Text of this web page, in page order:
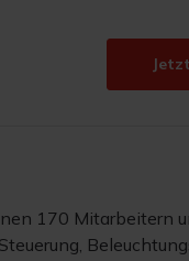
170 Mitarbeitern